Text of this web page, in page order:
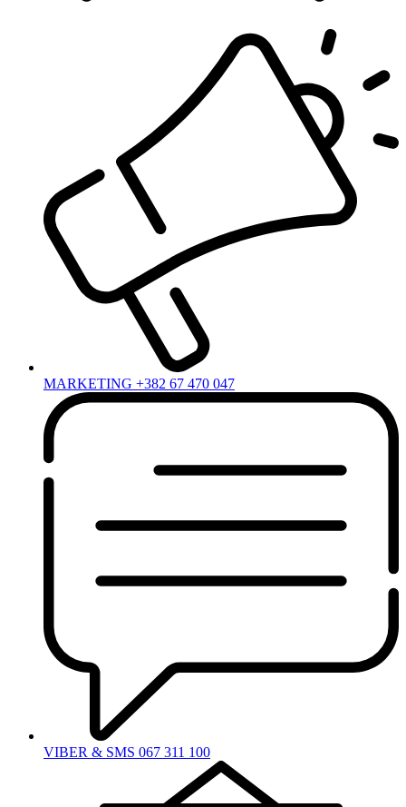
MARKETING +382 67 470 047
VIBER & SMS 067 311 100